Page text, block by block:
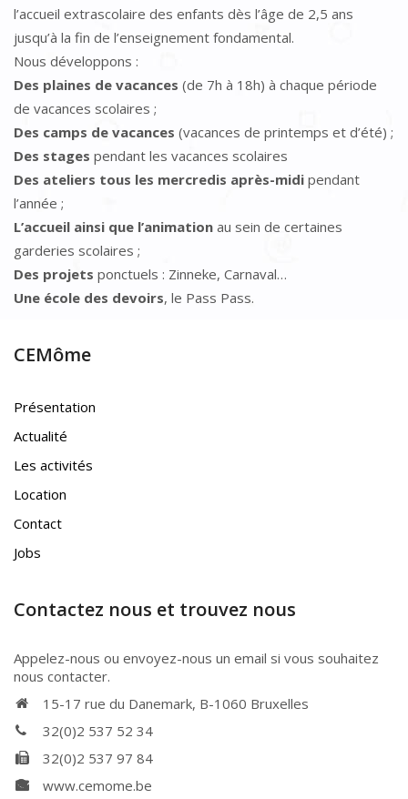
l’accueil extrascolaire des enfants dès l’âge de 2,5 ans
jusqu’à la fin de l’enseignement fondamental.
Nous développons :
Des plaines de vacances (de 7h à 18h) à chaque période
de vacances scolaires ;
Des camps de vacances (vacances de printemps et d’été) ;
Des stages pendant les vacances scolaires
Des ateliers tous les mercredis après-midi pendant
l’année ;
L’accueil ainsi que l’animation au sein de certaines
garderies scolaires ;
Des projets ponctuels : Zinneke, Carnaval…
Une école des devoirs, le Pass Pass.
CEMôme
Présentation
Actualité
Les activités
Location
Contact
Jobs
Contactez nous et trouvez nous
Appelez-nous ou envoyez-nous un email si vous souhaitez
nous contacter.
15-17 rue du Danemark, B-1060 Bruxelles
32(0)2 537 52 34
32(0)2 537 97 84
www.cemome.be